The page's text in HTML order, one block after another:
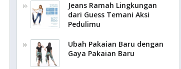
Jeans Ramah Lingkungan
dari Guess Temani Aksi
Pedulimu
Ubah Pakaian Baru dengan
Gaya Pakaian Baru